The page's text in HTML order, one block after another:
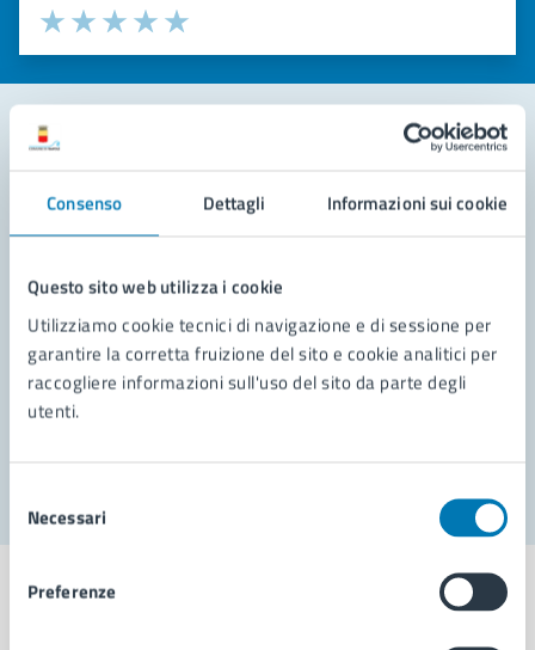
Consenso Dettagli Informazioni sui cookie
Questo sito web utilizza i cookie
Utilizziamo cookie tecnici di navigazione e di sessione per
garantire la corretta fruizione del sito e cookie analitici per
raccogliere informazioni sull'uso del sito da parte degli
utenti.
delNecessari
Preferenze
Valuta la chiarezza delle informazioni (da 1 a 5 stelle)
Seleziona il numero di stelle per valutare la chiarezza delle
Valuta 5 stelle su 5
Valuta 4 stelle su 5
Valuta 3 stelle su 5
Valuta 2 stelle su 5
Valuta 1 stelle su 5
Leggi le domande frequenti
Richiedi assistenza
Prenota appuntamento
Problemi in città